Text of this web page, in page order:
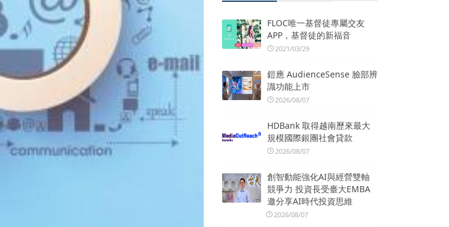
FLOC唯一基督徒專屬交友
APP，基督徒的新福音
2021/03/29
鎧應 AudienceSense 臉部辨
識功能上市
2026/08/07
HDBank 取得越南歷來最大
規模國際銀團社會貸款
2026/08/07
創智動能強化AI與經營雙軸
競爭力 投資長受臺大EMBA
邀分享AI時代投資思維
2026/08/07